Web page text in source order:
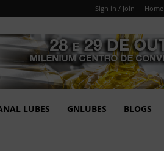
Sign in / Join Home
LUBES GNLUBES BLOGS